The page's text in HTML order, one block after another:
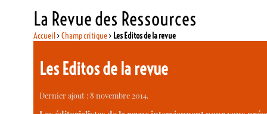
La Revue des Ressources
Accueil>Champ critique> Les Editos de la revue
Les Editos de la revue
Dernier ajout : 8 novembre 2014.